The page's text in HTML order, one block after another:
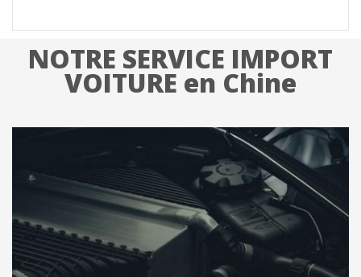
NOTRE SERVICE IMPORT
VOITURE en Chine